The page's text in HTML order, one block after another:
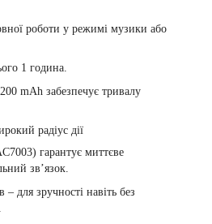
роботи у режимі музики або
1 година.
mAh забезпечує тривалу
радіус дії
гарантує миттєве
зв’язок.
– для зручності навіть без